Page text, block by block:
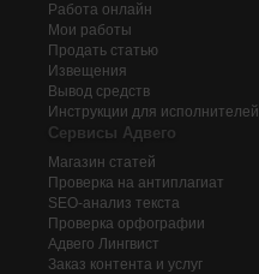
Работа онлайн
Мои работы
Продать статью
Извещения
Вывод средств
Инструкции для исполнителей
Сервисы Адвего
Магазин статей
Проверка на антиплагиат
SEO-анализ текста
Проверка орфографии
Адвего Лингвист
Заказ контента и услуг